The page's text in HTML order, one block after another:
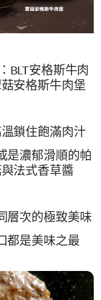
BLT安格斯牛肉
安格斯牛肉堡
鎖住飽滿肉汁
是濃郁滑順的帕
法式香草醬
層次的極致美味
都是美味之最